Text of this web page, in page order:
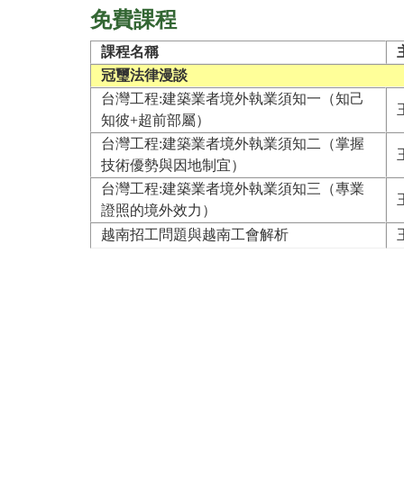
免費課程
課程名稱
冠璽法律漫談
台灣工程:建築業者境外執業須知一（知己
知彼+超前部屬）
台灣工程:建築業者境外執業須知二（掌握
技術優勢與因地制宜）
台灣工程:建築業者境外執業須知三（專業
證照的境外效力）
越南招工問題與越南工會解析